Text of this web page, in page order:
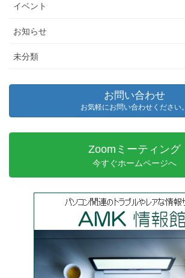
イベント
お知らせ
未分類
お問い合わせ
お気軽にお問い合わせください。
Zoomミーティング
今すぐホームページへ